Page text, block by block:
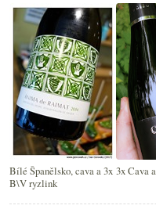
Bílé Španělsko, cava a 3x
B\V ryzlink
3x Cava